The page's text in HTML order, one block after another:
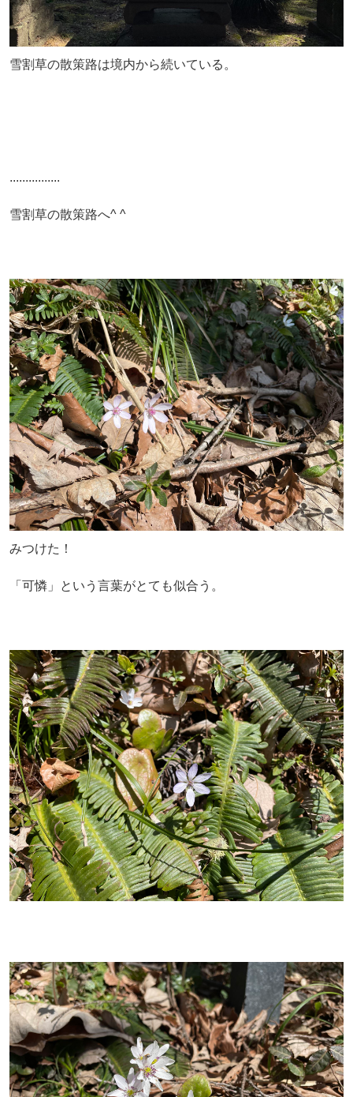
雪割草の散策路は境内から続いている。
................
雪割草の散策路へ^ ^
みつけた！
「可憐」という言葉がとても似合う。